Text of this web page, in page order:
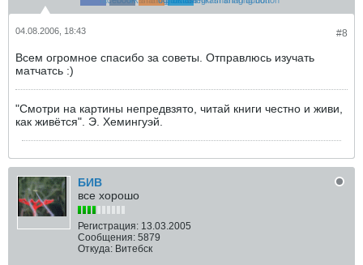
#8
04.08.2006, 18:43
Всем огромное спасибо за советы. Отправлюсь изучать
матчатсь :)
"Смотри на картины непредвзято, читай книги честно и живи,
как живётся". Э. Хемингуэй.
БИВ
все хорошо
Регистрация: 13.03.2005
Сообщения: 5879
Откуда: Витебск